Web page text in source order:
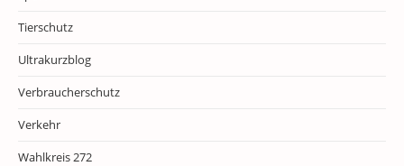
Tierschutz
Ultrakurzblog
Verbraucherschutz
Verkehr
Wahlkreis 272